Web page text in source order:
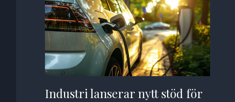
Industri lanserar nytt stöd för